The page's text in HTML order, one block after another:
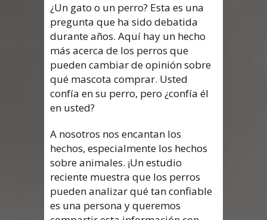
¿Un gato o un perro? Esta es una
pregunta que ha sido debatida
durante años. Aquí hay un hecho
más acerca de los perros que
pueden cambiar de opinión sobre
qué mascota comprar. Usted
confía en su perro, pero ¿confía él
en usted?
A nosotros nos encantan los
hechos, especialmente los hechos
sobre animales. ¡Un estudio
reciente muestra que los perros
pueden analizar qué tan confiable
es una persona y queremos